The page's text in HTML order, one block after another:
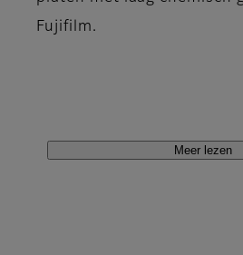
Fujifilm.
Meer lezen